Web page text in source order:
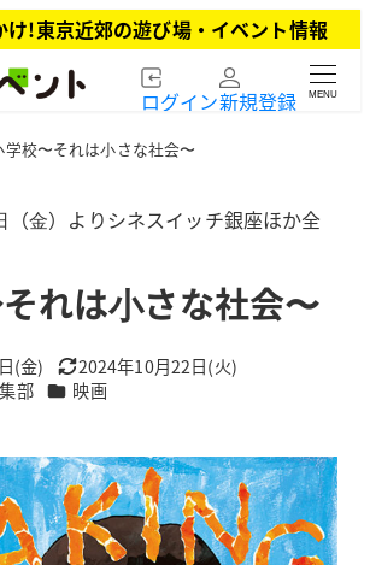
け!東京近郊の遊び場・イベント情報
ログイン新規登録 MENU
学校〜それは⼩さな社会〜
⾦）よりシネスイッチ銀座ほか全
れは⼩さな社会〜
(金) 更新日
2024年10月22日(火)
部 カテゴリー
映画